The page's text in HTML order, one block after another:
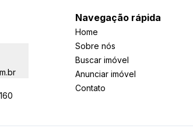
Navegação rápida
Home
Sobre nós
Buscar imóvel
Anunciar imóvel
Contato